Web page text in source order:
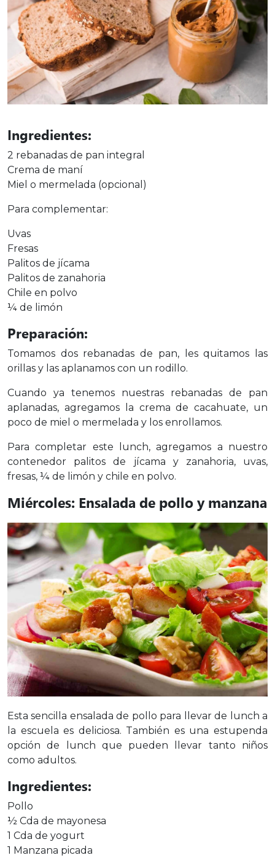
Ingredientes:
2 rebanadas de pan integral
Crema de maní
Miel o mermelada (opcional)
Para complementar:
Uvas
Fresas
Palitos de jícama
Palitos de zanahoria
Chile en polvo
¼ de limón
Preparación:
Tomamos dos rebanadas de pan, les quitamos las
orillas y las aplanamos con un rodillo.
Cuando ya tenemos nuestras rebanadas de pan
aplanadas, agregamos la crema de cacahuate, un
poco de miel o mermelada y los enrollamos.
Para completar este lunch, agregamos a nuestro
contenedor palitos de jícama y zanahoria, uvas,
fresas, ¼ de limón y chile en polvo.
Miércoles: Ensalada de pollo y manzana
Esta sencilla ensalada de pollo para llevar de lunch a
la escuela es deliciosa. También es una estupenda
opción de lunch que pueden llevar tanto niños
como adultos.
Ingredientes:
Pollo
½ Cda de mayonesa
1 Cda de yogurt
1 Manzana picada